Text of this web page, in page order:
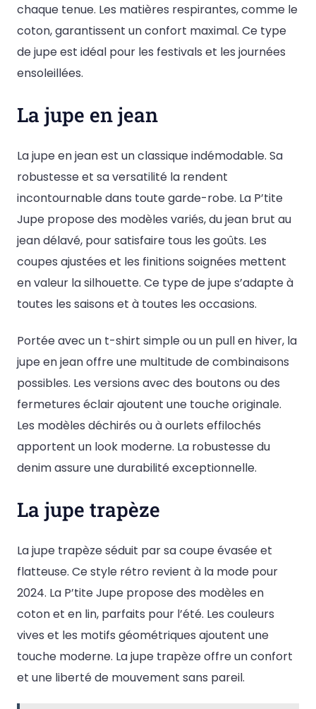
chaque tenue. Les matières respirantes, comme le
coton, garantissent un confort maximal. Ce type
de jupe est idéal pour les festivals et les journées
ensoleillées.
La jupe en jean
La jupe en jean est un classique indémodable. Sa
robustesse et sa versatilité la rendent
incontournable dans toute garde-robe. La P’tite
Jupe propose des modèles variés, du jean brut au
jean délavé, pour satisfaire tous les goûts. Les
coupes ajustées et les finitions soignées mettent
en valeur la silhouette. Ce type de jupe s’adapte à
toutes les saisons et à toutes les occasions.
Portée avec un t-shirt simple ou un pull en hiver, la
jupe en jean offre une multitude de combinaisons
possibles. Les versions avec des boutons ou des
fermetures éclair ajoutent une touche originale.
Les modèles déchirés ou à ourlets effilochés
apportent un look moderne. La robustesse du
denim assure une durabilité exceptionnelle.
La jupe trapèze
La jupe trapèze séduit par sa coupe évasée et
flatteuse. Ce style rétro revient à la mode pour
2024. La P’tite Jupe propose des modèles en
coton et en lin, parfaits pour l’été. Les couleurs
vives et les motifs géométriques ajoutent une
touche moderne. La jupe trapèze offre un confort
et une liberté de mouvement sans pareil.